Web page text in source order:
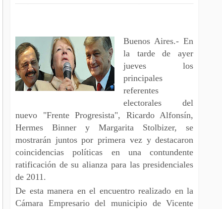
Buenos Aires.- En
la tarde de ayer
jueves los
principales
referentes
electorales del
nuevo "Frente Progresista", Ricardo Alfonsín,
Hermes Binner y Margarita Stolbizer, se
mostrarán juntos por primera vez y destacaron
coincidencias políticas en una contundente
ratificación de su alianza para las presidenciales
de 2011.
De esta manera en el encuentro realizado en la
Cámara Empresario del municipio de Vicente